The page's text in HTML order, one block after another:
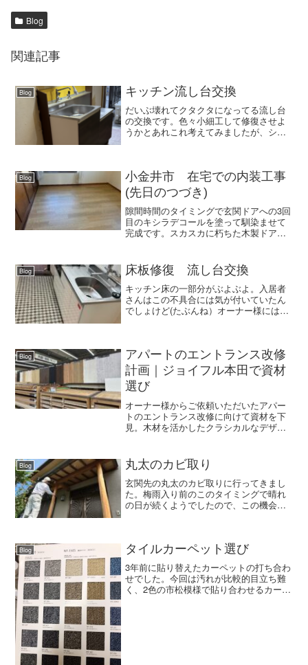
Blog
関連記事
Blog キッチン流し台交換
だいぶ壊れてクタクタになってる流し台
の交換です。色々小細工して修復させよ
うかとあれこれ考えてみましたが、シン
うでしたから残念でしたけど...
Blog
小金井市 在宅での内装工事
(先日のつづき)
隙間時間のタイミングで玄関ドアへの3回
目のキシラデコールを塗って馴染ませて
完成です。スカスカに朽ちた木製ドアも
した🙂既設カーペットを剥がして撤去と
壁紙を張り替えるときに...
Blog 床板修復 流し台交換
キッチン床の一部分がぶよぶよ。入居者
さんはこの不具合には気が付いていたん
でしょけど(たぶんね）オーナー様には言
ですが、レベル高めな困...
Blog
アパートのエントランス改修
計画｜ジョイフル本田で資材
選び
オーナー様からご依頼いただいたアパー
トのエントランス改修に向けて資材を下
見。木材を活かしたクラシカルなデザイ
Blog 丸太のカビ取り
玄関先の丸太のカビ取りに行ってきまし
た。梅雨入り前のこのタイミングで晴れ
の日が続くようでしたので、この機会に
きました。カビ取り剤を2...
Blog タイルカーペット選び
3年前に貼り替えたカーペットの打ち合わ
せでした。今回は汚れが比較的目立ち難
く、2色の市松模様で貼り合わせるカーペ